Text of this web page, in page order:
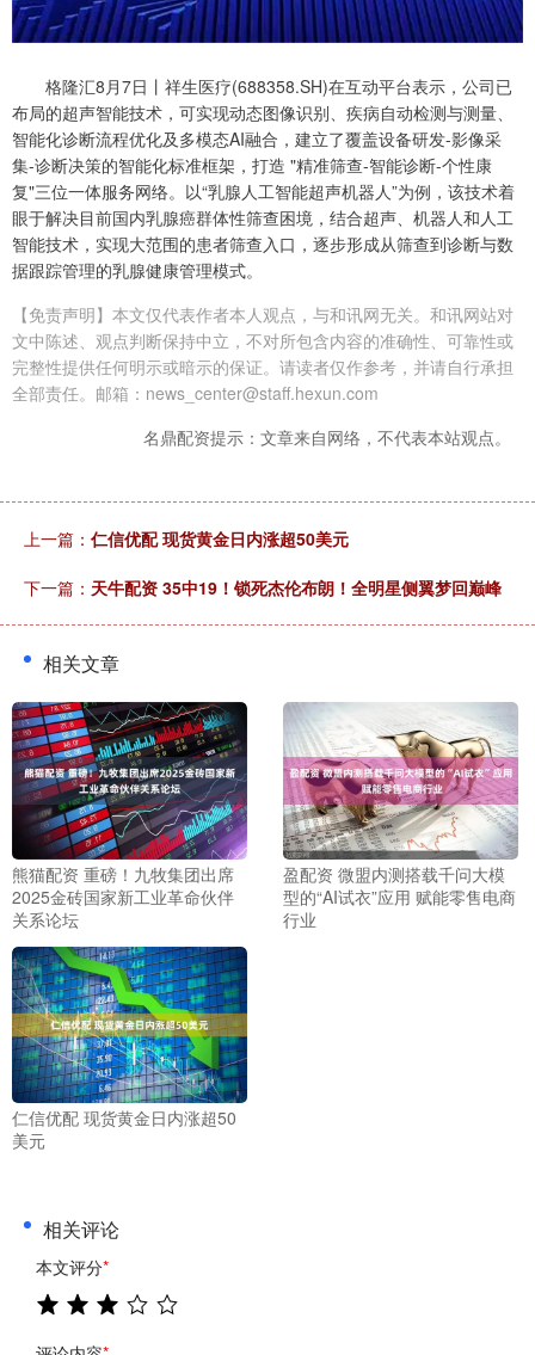
格隆汇8月7日丨祥生医疗(688358.SH)在互动平台表示，公司已
布局的超声智能技术，可实现动态图像识别、疾病自动检测与测量、
智能化诊断流程优化及多模态AI融合，建立了覆盖设备研发-影像采
集-诊断决策的智能化标准框架，打造 "精准筛查-智能诊断-个性康
复"三位一体服务网络。以“乳腺人工智能超声机器人”为例，该技术着
眼于解决目前国内乳腺癌群体性筛查困境，结合超声、机器人和人工
智能技术，实现大范围的患者筛查入口，逐步形成从筛查到诊断与数
据跟踪管理的乳腺健康管理模式。
【免责声明】本文仅代表作者本人观点，与和讯网无关。和讯网站对
文中陈述、观点判断保持中立，不对所包含内容的准确性、可靠性或
完整性提供任何明示或暗示的保证。请读者仅作参考，并请自行承担
全部责任。邮箱：news_center@staff.hexun.com
名鼎配资提示：文章来自网络，不代表本站观点。
上一篇： 仁信优配 现货黄金日内涨超50美元
下一篇： 天牛配资 35中19！锁死杰伦布朗！全明星侧翼梦回巅峰
相关文章
熊猫配资 重磅！九牧集团出席
2025金砖国家新工业革命伙伴
关系论坛
盈配资 微盟内测搭载千问大模
型的“AI试衣”应用 赋能零售电商
行业
仁信优配 现货黄金日内涨超50
美元
相关评论
本文评分*